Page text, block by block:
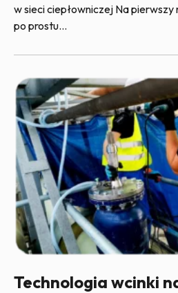
w sieci ciepłowniczej Na
po prostu...
Technologia wcinki